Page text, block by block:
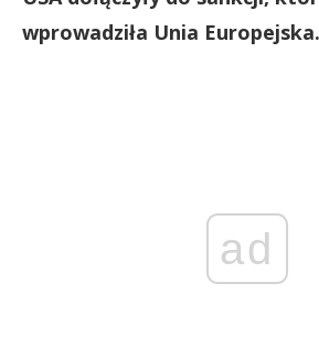
wprowadziła Unia Europejska.
ad